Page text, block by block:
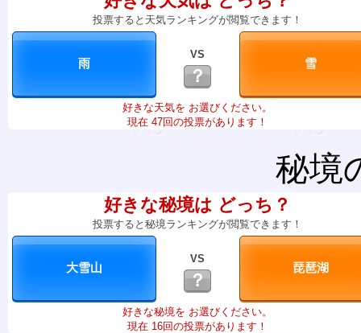
投票すると天気ランキングが閲覧できます！
VS
？
好きな天気を お選びください。
現在 47回の投票があります！
秘境
好きな秘境は どっち？
投票すると秘境ランキングが閲覧できます！
VS
？
好きな秘境を お選びください。
現在 16回の投票があります！